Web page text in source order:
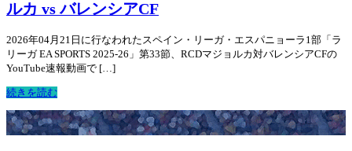
ルカ vs バレンシアCF
2026年04月21日に行なわれたスペイン・リーガ・エスパニョーラ1部「ラ
リーガ EA SPORTS 2025-26」第33節、RCDマジョルカ対バレンシアCFの
YouTube速報動画で […]
続きを読む